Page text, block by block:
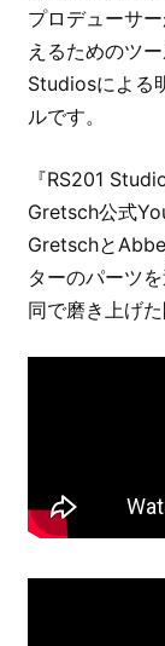
プロデューサ
えるためのツ
Studiosによる
ルです。
『RS201
Gretsch公式
Gretschと
ターのパーツ
同で磨き上げ